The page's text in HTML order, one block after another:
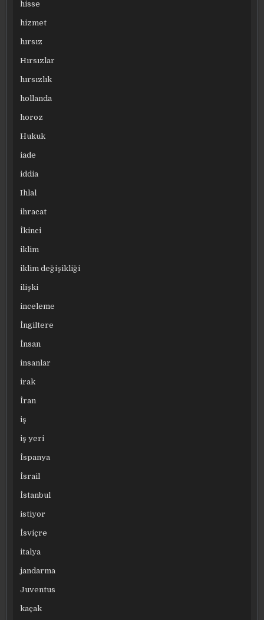
hisse
hizmet
hırsız
Hırsızlar
hırsızlık
hollanda
horoz
Hukuk
iade
iddia
Ihlal
ihracat
İkinci
iklim
iklim değişikliği
ilişki
inceleme
İngiltere
İnsan
insanlar
irak
İran
iş
iş yeri
İspanya
İsrail
İstanbul
istiyor
İsviçre
italya
jandarma
Juventus
kaçak